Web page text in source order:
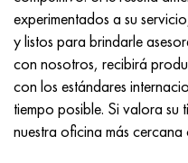
experimentados a su
y listos para brindarle
con nosotros, recibirá
con los estándares
tiempo posible. Si valora su
nuestra oficina más